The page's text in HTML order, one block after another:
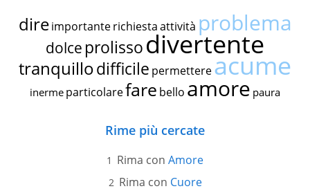
dire importante richiestaattività problema
dolce prolissodivertente
tranquillodifficile permettereacume
inerme particolarefare bello amore paura
Rime più cercate
Rima con Amore
Rima con Cuore